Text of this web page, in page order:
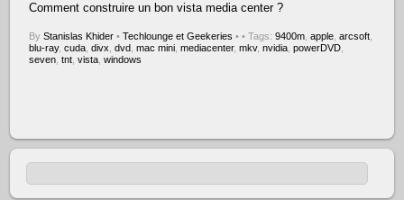
Comment construire un bon vista media center ?
ByStanislas Khider • Techlounge et Geekeries • • Tags:9400m ,apple ,arcsoft
blu-ray,cuda ,divx ,dvd ,mac mini ,mediacenter,mkv,nvidia ,powerDVD
seven ,tnt ,vista ,windows